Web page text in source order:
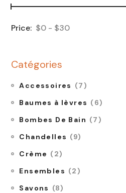
$0 $30
Catégories
Accessoires (7)
Baumes à lèvres (6)
Bombes De Bain (7)
Chandelles (9)
Crème (2)
Ensembles (2)
Savons (8)